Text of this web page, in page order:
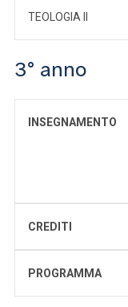
TEOLOGIA II
3° anno
INSEGNAMENTO
CREDITI
PROGRAMMA